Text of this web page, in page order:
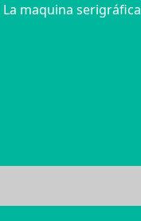
La maquina serigráfica